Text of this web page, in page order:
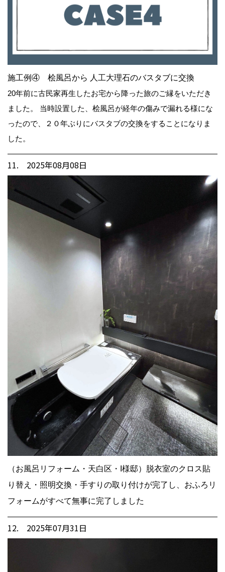
施工例④ 桧風呂から 人工大理石のバスタブに交換
20年前に古民家再生したお宅から降った旅のご縁をいただき
ました。 当時設置した、桧風呂が経年の傷みで漏れる様にな
ったので、２０年ぶりにバスタブの交換をすることになりま
した。
11. 2025年08月08日
（お風呂リフォーム・天白区・I様邸）脱衣室のクロス貼
り替え・照明交換・手すりの取り付けが完了し、おふろリ
フォームがすべて無事に完了しました
12. 2025年07月31日